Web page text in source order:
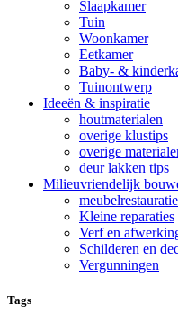
Slaapkamer
Tuin
Woonkamer
Eetkamer
Baby- &
Tuinontwerp
Ideeën & inspiratie
houtmaterialen
overige klustips
overige
deur lakken tips
Milieuvriendelijk
meubelrestauratie
Kleine reparaties
Verf en
Schilderen en
Vergunningen
Tags